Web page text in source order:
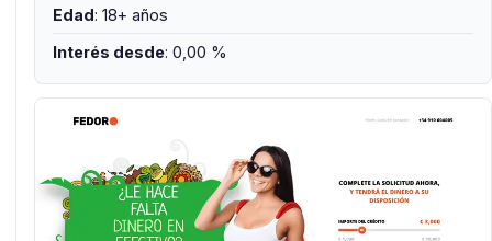
Edad: 18+ años
Interés desde: 0,00 %